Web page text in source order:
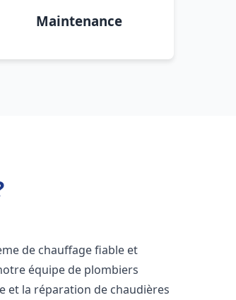
Maintenance
de chauffage fiable et
équipe de plombiers
et la réparation de chaudières